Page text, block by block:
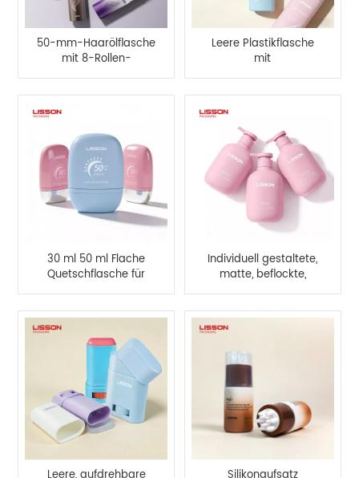
50-mm-Haarölflasche
mit 8-Rollen-
Massagekamm
Leere Plastikflasche
mit
Sonnenschutzcreme
Schraubverschluss
30 ml 50 ml Flache
Quetschflasche für
Sonnenschutzmittel
Individuell gestaltete,
matte, beflockte,
quadratische PE-
ml)